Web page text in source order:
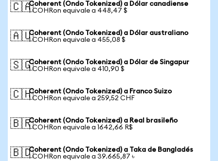
🇨🇦Coherent (Ondo Tokenized) a Dólar canadiense
1 COHRon equivale a 448,47 $
🇦🇺Coherent (Ondo Tokenized) a Dólar australiano
1 COHRon equivale a 455,08 $
🇸🇬Coherent (Ondo Tokenized) a Dólar de Singapur
1 COHRon equivale a 410,90 $
🇨🇭Coherent (Ondo Tokenized) a Franco Suizo
1 COHRon equivale a 259,52 CHF
🇧🇷Coherent (Ondo Tokenized) a Real brasileño
1 COHRon equivale a 1642,66 R$
🇧🇩Coherent (Ondo Tokenized) a Taka de Bangladés
1 COHRon equivale a 39.665,87 ৳